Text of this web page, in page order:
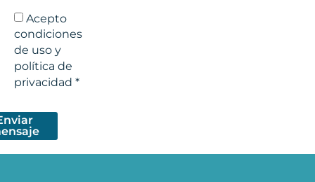
Acepto
condiciones
de uso y
política de
privacidad *